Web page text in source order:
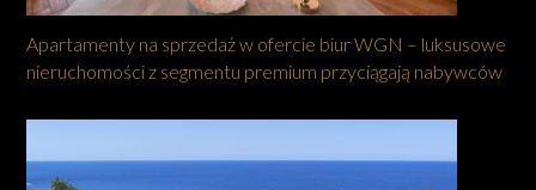
Apartamenty na sprzedaż w ofercie biur WGN – luksusowe
nieruchomości z segmentu premium przyciągają nabywców